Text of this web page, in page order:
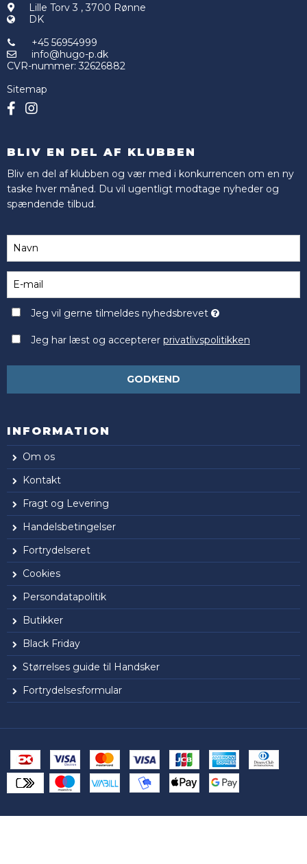
Lille Torv 3 ,3700 Rønne
DK
+45 56954999
info@hugo-p.dk
CVR-nummer: 32626882
Sitemap
BLIV EN DEL AF KLUBBEN
Bliv en del af klubben og vær med i konkurrencen om en ny
taske hver måned. Du vil ugentligt modtage nyheder og
spændende tilbud.
Jeg vil gerne tilmeldes nyhedsbrevet
Jeg har læst og accepterer privatlivspolitikken
GODKEND
INFORMATION
Om os
Kontakt
Fragt og Levering
Handelsbetingelser
Fortrydelseret
Cookies
Persondatapolitik
Butikker
Black Friday
Størrelses guide til Handsker
Fortrydelsesformular